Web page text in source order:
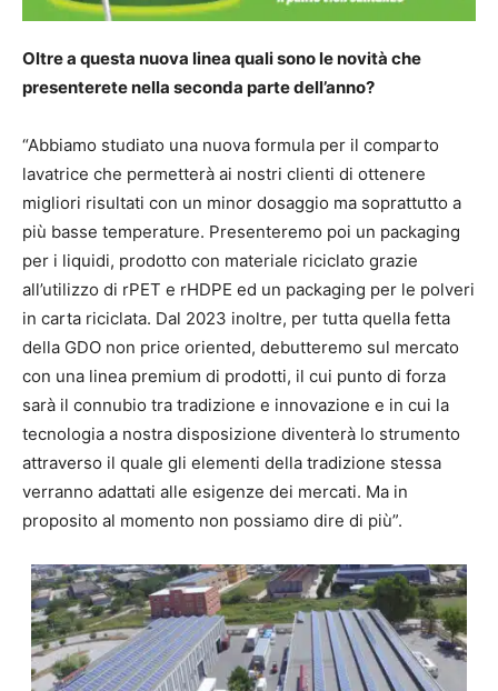
Oltre a questa nuova linea quali sono le novità che
presenterete nella seconda parte dell’anno?
“Abbiamo studiato una nuova formula per il comparto
lavatrice che permetterà ai nostri clienti di ottenere
migliori risultati con un minor dosaggio ma soprattutto a
più basse temperature. Presenteremo poi un packaging
per i liquidi, prodotto con materiale riciclato grazie
all’utilizzo di rPET e rHDPE ed un packaging per le polveri
in carta riciclata. Dal 2023 inoltre, per tutta quella fetta
della GDO non price oriented, debutteremo sul mercato
con una linea premium di prodotti, il cui punto di forza
sarà il connubio tra tradizione e innovazione e in cui la
tecnologia a nostra disposizione diventerà lo strumento
attraverso il quale gli elementi della tradizione stessa
verranno adattati alle esigenze dei mercati. Ma in
proposito al momento non possiamo dire di più”.